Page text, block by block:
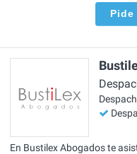
En Bustilex Abogados te